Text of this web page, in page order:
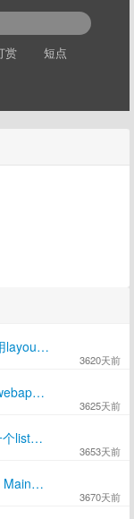
赏 短点
3620天前
请教nutz集成velocity之后如何使用layout功能呢
3625天前
集成velocity，模板文件直接放在webapp下能访问，在webapp下的其他目录找不到模板文件是为什么
3653天前
请问一个一对多映射的问题，在一个list里面的每一个对象都对应一个list应该怎么实现呢
3670天前
请问对于创建maven多模块项目，MainModule这个类必须在子模块下面吗